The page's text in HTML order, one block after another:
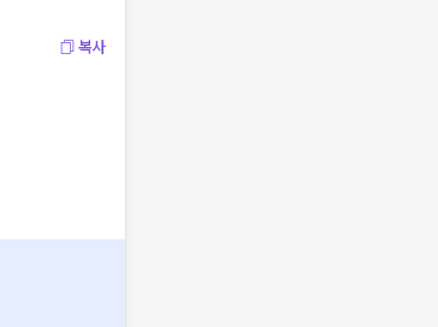
복사